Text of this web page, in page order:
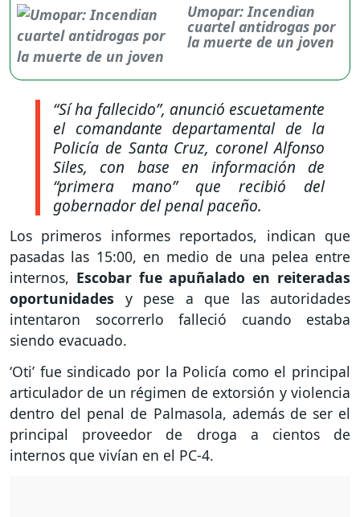
Umopar: Incendian
cuartel antidrogas por
la muerte de un joven
“Sí ha fallecido”, anunció escuetamente
el comandante departamental de la
Policía de Santa Cruz, coronel Alfonso
Siles, con base en información de
“primera mano” que recibió del
gobernador del penal paceño.
Los primeros informes reportados, indican que
pasadas las 15:00, en medio de una pelea entre
internos, Escobar fue apuñalado en reiteradas
oportunidades y pese a que las autoridades
intentaron socorrerlo falleció cuando estaba
siendo evacuado.
‘Oti’ fue sindicado por la Policía como el principal
articulador de un régimen de extorsión y violencia
dentro del penal de Palmasola, además de ser el
principal proveedor de droga a cientos de
internos que vivían en el PC-4.